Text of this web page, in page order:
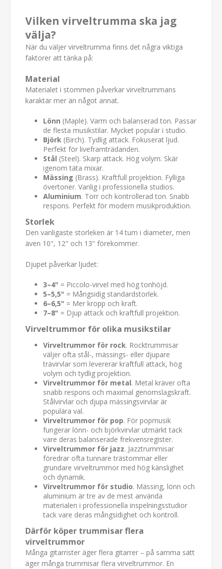
Vilken virveltrumma ska jag
välja?
När du väljer virveltrumma finns det några viktiga
faktorer att tänka på:
Material
Materialet i stommen påverkar virveltrummans
karaktär mer än något annat.
Lönn (Maple). Varm och balanserad ton. Passar
de flesta musikstilar. Mycket populär i studio.
Björk (Birch). Tydlig attack. Fokuserat ljud.
Perfekt för liveframträdanden.
Stål (Steel). Skarp attack. Hög volym. Skär
igenom täta mixar.
Mässing (Brass). Kraftfull projektion. Fylliga
övertoner. Vanlig i professionella studios.
Aluminium. Torr och kontrollerad ton. Snabb
respons. Perfekt för modern musikproduktion.
Storlek
Den vanligaste storleken är 14 tum i diameter, men
även 10", 12" och 13" förekommer.
Djupet påverkar ljudet:
3–4" = Piccolo-virvel med hög tonhöjd.
5–5,5" = Mångsidig standardstorlek.
6–6,5" = Mer kropp och kraft.
7–8" = Djup attack och kraftfull projektion.
Virveltrummor för olika musikstilar
Virveltrummor för rock. Rocktrummisar
väljer ofta stål-, mässings- eller djupare
trävirvlar som levererar kraftfull attack, hög
volym och tydlig projektion.
Virveltrummor för metal. Metal kräver ofta
snabb respons och maximal genomslagskraft.
Stålvirvlar och djupa mässingsvirvlar är
populära val.
Virveltrummor för pop. För popmusik
fungerar lönn- och björkvirvlar utmärkt tack
vare deras balanserade frekvensregister.
Virveltrummor för jazz. Jazztrummisar
föredrar ofta tunnare trästommar eller
grundare virveltrummor med hög känslighet
och dynamik.
Virveltrummor för studio. Mässing, lönn och
aluminium är tre av de mest använda
materialen i professionella inspelningsstudior
tack vare deras mångsidighet och kontroll.
Därför köper trummisar flera
virveltrummor
Många gitarrister äger flera gitarrer – på samma sätt
äger många trummisar flera virveltrummor. En